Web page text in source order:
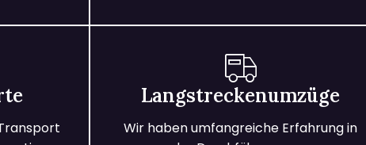
Langstreckenumzüge
Wir haben umfangreiche Erfahrung in